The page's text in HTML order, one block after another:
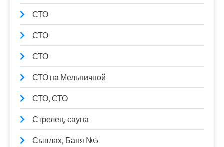
СТО
СТО
СТО
СТО на Мельничной
СТО, СТО
Стрелец, сауна
Сывлах, Баня №5